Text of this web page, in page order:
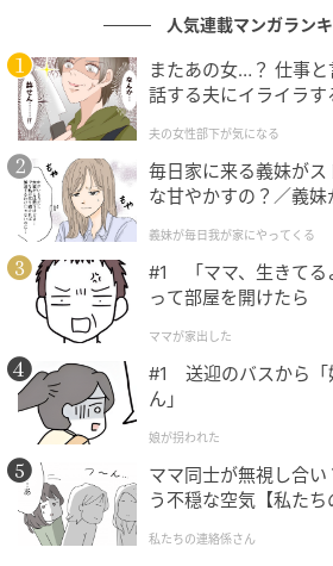
が、その厳しさが他人に向かう時
っていることは正しく、その通り
できる人という印象を強めてしま
は少しタイプが違うストイックな
えているのかもしれません。
そのため、当然、ちょっと近づき
ているなんて、言えるはずもない
そんなことでは怒らない寛大な人
に「怒らせてしまうかもしれない
しまっている部分がありそうです
然空気を読まないで発言する人が
かって「近づきがたいよ」と言わ
しょう。ストイックな姿勢は素晴
には自分からフランクに話しかけ
も安心してあなたに頼れるように
人気連載マンガラン
またあの女…？ 仕事
話する夫にイライラす
夫の女性部下が気になる
毎日家に来る義妹が
な甘やかすの？／義妹
が】
義妹が毎日我が家にやってくる
#1 「ママ、生きてる
って部屋を開けたら
ママが家出した
#1 送迎のバスから「
ん」
娘が拐われた
ママ同士が無視し合
う不穏な空気【私たち
私たちの連絡係さん